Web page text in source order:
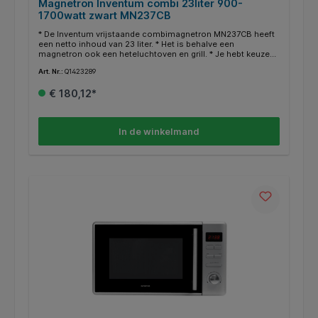
Magnetron Inventum combi 23liter 900-
1700watt zwart MN237CB
* De Inventum vrijstaande combimagnetron MN237CB heeft
een netto inhoud van 23 liter. * Het is behalve een
magnetron ook een heteluchtoven en grill. * Je hebt keuze
automatische kookprogramma’s. De magnetron-, grill- en
veelzijdige combimagnetron heeft een aantal extra functies
900watt, vermogen heteluchtoven 1680 watt, vermogen grill
1000 watt, aansluitwaarde 1680 watt. * Snoerlengte 95cm.
Art. Nr.: Q1423289
€ 180,12*
In de winkelmand